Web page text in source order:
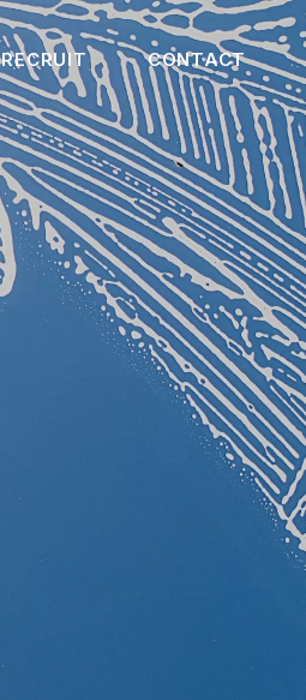
RECRUIT CONTACT